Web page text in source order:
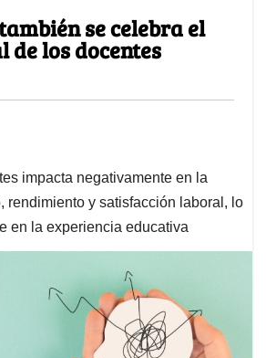
se celebra el
de los docentes
impacta negativamente en la
rendimiento y satisfacción laboral, lo
en la experiencia educativa